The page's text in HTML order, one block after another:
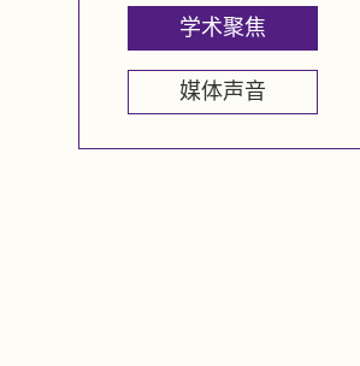
学术聚焦
媒体声音